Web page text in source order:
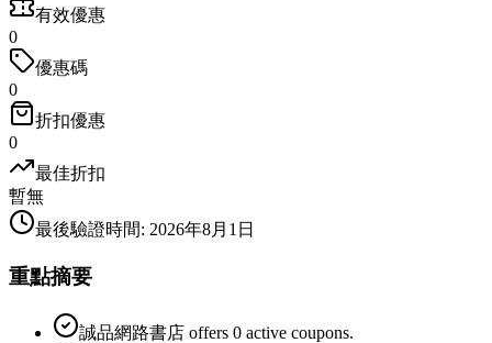
有效優惠
0
優惠碼
0
折扣優惠
0
最佳折扣
暫無
最後驗證時間: 2026年8月1日
重點摘要
誠品網路書店 offers 0 active coupons.